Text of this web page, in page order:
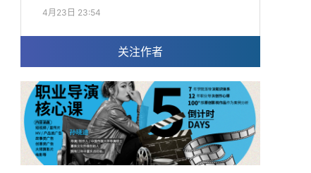
4月23日 23:54
关注作者